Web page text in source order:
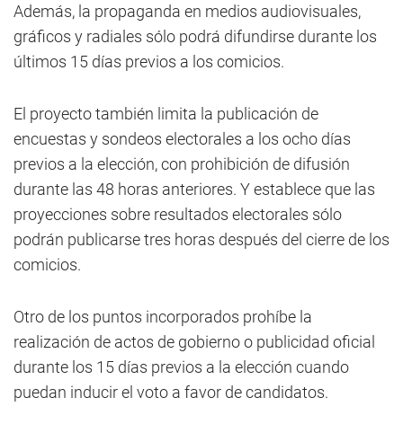
Además, la propaganda en medios audiovisuales,
gráficos y radiales sólo podrá difundirse durante los
últimos 15 días previos a los comicios.
El proyecto también limita la publicación de
encuestas y sondeos electorales a los ocho días
previos a la elección, con prohibición de difusión
durante las 48 horas anteriores. Y establece que las
proyecciones sobre resultados electorales sólo
podrán publicarse tres horas después del cierre de los
comicios.
Otro de los puntos incorporados prohíbe la
realización de actos de gobierno o publicidad oficial
durante los 15 días previos a la elección cuando
puedan inducir el voto a favor de candidatos.